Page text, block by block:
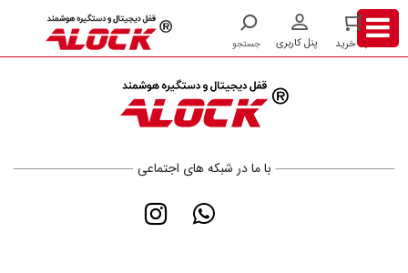
با ما در شبکه های اجتماعی